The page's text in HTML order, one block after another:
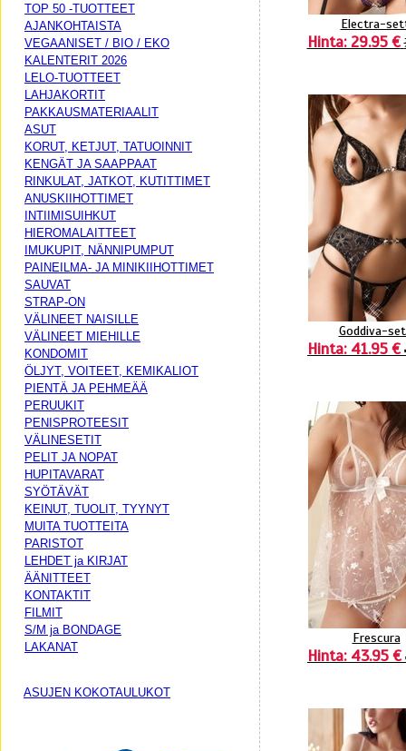
TOP 50 -TUOTTEET
AJANKOHTAISTA
VEGAANISET / BIO / EKO
KALENTERIT 2026
LELO-TUOTTEET
LAHJAKORTIT
PAKKAUSMATERIAALIT
ASUT
KORUT, KETJUT, TATUOINNIT
KENGÄT JA SAAPPAAT
RINKULAT, JATKOT, KUTITTIMET
ANUSKIIHOTTIMET
INTIIMISUIHKUT
HIEROMALAITTEET
IMUKUPIT, NÄNNIPUMPUT
PAINEILMA- JA MINIKIIHOTTIMET
SAUVAT
STRAP-ON
VÄLINEET NAISILLE
VÄLINEET MIEHILLE
KONDOMIT
ÖLJYT, VOITEET, KEMIKALIOT
PIENTÄ JA PEHMEÄÄ
PERUUKIT
PENISPROTEESIT
VÄLINESETIT
PELIT JA NOPAT
HUPITAVARAT
SYÖTÄVÄT
KEINUT, TUOLIT, TYYNYT
MUITA TUOTTEITA
PARISTOT
LEHDET ja KIRJAT
ÄÄNITTEET
KONTAKTIT
FILMIT
S/M ja BONDAGE
LAKANAT
ASUJEN KOKOTAULUKOT
Electra-
Hinta: 29.95 €
Goddiva-
Hinta: 41.95 €
Frescura
Hinta: 43.95 €